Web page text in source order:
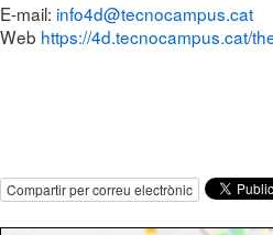
E-mail: info4d@tecnocampus.cat
Web https://4d.tecnocampus.cat/
Compartir per correu electrònic